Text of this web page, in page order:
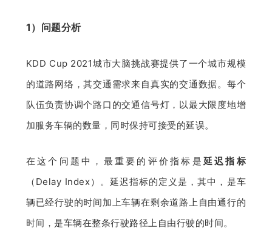
1）问题分析
KDD Cup 2021城市大脑挑战赛提供了一个城市规模
的道路网络，其交通需求来自真实的交通数据。每个
队伍负责协调个路口的交通信号灯，以最大限度地增
加服务车辆的数量，同时保持可接受的延误。
在这个问题中，最重要的评价指标是 延迟指标
（Delay Index）。延迟指标的定义是，其中，是车
辆已经行驶的时间加上车辆在剩余道路上自由通行的
时间，是车辆在整条行驶路径上自由行驶的时间。